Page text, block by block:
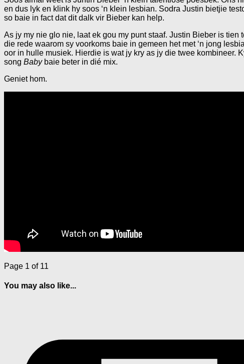
en dus lyk en klink hy soos ‘n klein lesbian. Sodra Justin bietjie
so baie in fact dat dit dalk vir Bieber kan help.
As jy my nie glo nie, laat ek gou my punt staaf. Justin Bieber is
die rede waarom sy voorkoms baie in gemeen het met ‘n jong
oor in hulle musiek. Hierdie is wat jy kry as jy die twee kombineer.
song Babybaie beter in dié mix.
Geniet hom.
Page 1 of 11
You may also like...